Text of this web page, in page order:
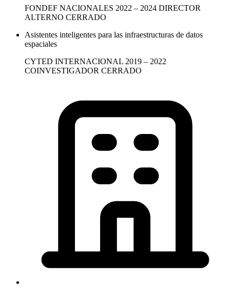
FONDEF NACIONALES 2022 – 2024 DIRECTOR
ALTERNO CERRADO
Asistentes inteligentes para las infraestructuras de datos
espaciales
CYTED INTERNACIONAL 2019 – 2022
COINVESTIGADOR CERRADO